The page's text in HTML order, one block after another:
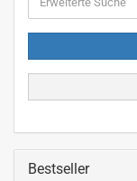
Suche
Bestseller